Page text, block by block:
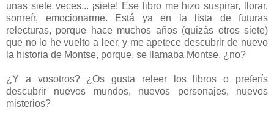
unas siete veces... ¡siete! Ese libro me hizo suspirar, llorar,
sonreír, emocionarme. Está ya en la lista de futuras
relecturas, porque hace muchos años (quizás otros siete)
que no lo he vuelto a leer, y me apetece descubrir de nuevo
la historia de Montse, porque, se llamaba Montse, ¿no?
¿Y a vosotros? ¿Os gusta releer los libros o preferís
descubrir nuevos mundos, nuevos personajes, nuevos
misterios?